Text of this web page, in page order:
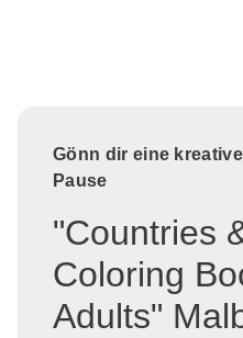
Gönn dir eine
Pause
"Countries
Coloring
Adults"